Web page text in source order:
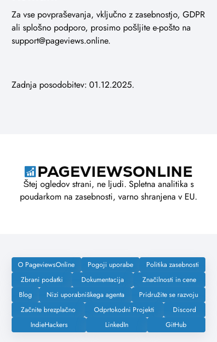
Za vse povpraševanja, vključno z zasebnostjo, GDPR
ali splošno podporo, prosimo pošljite e-pošto na
support@pageviews.online.
Zadnja posodobitev: 01.12.2025.
Štej ogledov strani, ne ljudi. Spletna analitika s
poudarkom na zasebnosti, varno shranjena v EU.
O PageviewsOnline Pogoji uporabe
Politika zasebnosti
Zbrani podatki
Dokumentacija
Značilnosti in cene
Blog
Nizi uporabniškega agenta
Pridružite se razvoju
Začnite brezplačno
Odprtokodni Projekti
Discord
IndieHackers
LinkedIn GitHub